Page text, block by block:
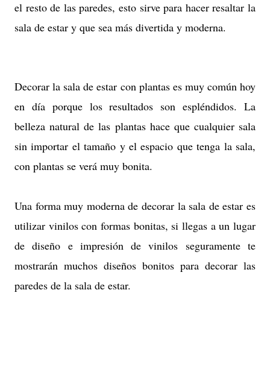
el resto de las paredes, esto sirve para hacer resaltar la
sala de estar y que sea más divertida y moderna.
Decorar la sala de estar con plantas es muy común hoy
en día porque los resultados son espléndidos. La
belleza natural de las plantas hace que cualquier sala
sin importar el tamaño y el espacio que tenga la sala,
con plantas se verá muy bonita.
Una forma muy moderna de decorar la sala de estar es
utilizar vinilos con formas bonitas, si llegas a un lugar
de diseño e impresión de vinilos seguramente te
mostrarán muchos diseños bonitos para decorar las
paredes de la sala de estar.